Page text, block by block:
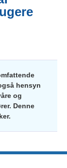
hensyn
og
Denne